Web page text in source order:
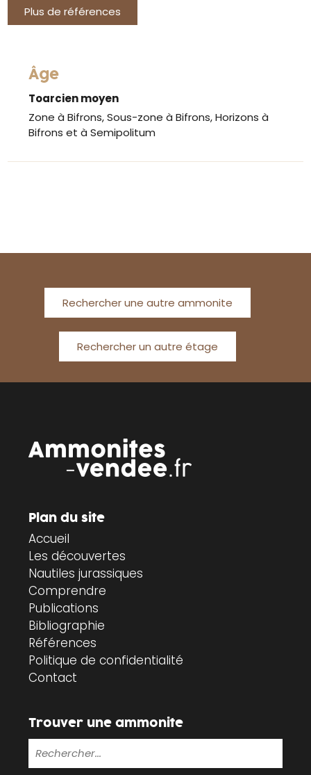
Plus de références
Âge
Toarcien moyen
Zone à Bifrons, Sous-zone à Bifrons, Horizons à
Bifrons et à Semipolitum
Rechercher une autre ammonite
Rechercher un autre étage
Plan du site
Accueil
Les découvertes
Nautiles jurassiques
Comprendre
Publications
Bibliographie
Références
Politique de confidentialité
Contact
Trouver une ammonite